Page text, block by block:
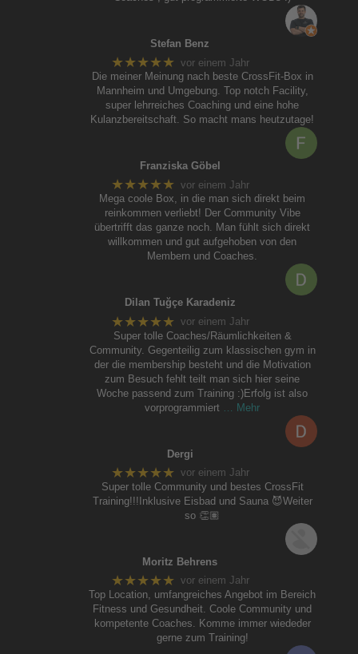
Stefan Benz
★★★★★ vor einem Jahr
Die meiner Meinung nach beste CrossFit-Box in
Mannheim und Umgebung. Top notch Facility,
super lehrreiches Coaching und eine hohe
Kulanzbereitschaft. So macht mans heutzutage!
Franziska Göbel
★★★★★ vor einem Jahr
Mega coole Box, in die man sich direkt beim
reinkommen verliebt! Der Community Vibe
übertrifft das ganze noch. Man fühlt sich direkt
willkommen und gut aufgehoben von den
Membern und Coaches.
Dilan Tuğçe Karadeniz
★★★★★ vor einem Jahr
Super tolle Coaches/Räumlichkeiten &
Community. Gegenteilig zum klassischen gym in
der die membership besteht und die Motivation
zum Besuch fehlt teilt man sich hier seine
Woche passend zum Training :)Erfolg ist also
vorprogrammiert
… Mehr
Dergi
★★★★★ vor einem Jahr
Super tolle Community und bestes CrossFit
Training!!!Inklusive Eisbad und Sauna 😈Weiter
so 👏🏽
Moritz Behrens
★★★★★ vor einem Jahr
Top Location, umfangreiches Angebot im Bereich
Fitness und Gesundheit. Coole Community und
kompetente Coaches. Komme immer wiededer
gerne zum Training!